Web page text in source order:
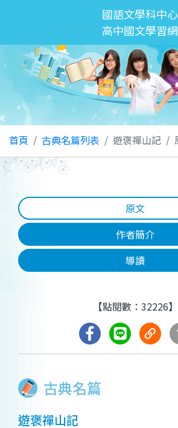
國語文學科中心
高中國文學習網
首頁 古典名篇列表 遊褒禪山記
原文
作者簡介
導讀
【點閱數：32226】
古典名篇
遊褒禪山記